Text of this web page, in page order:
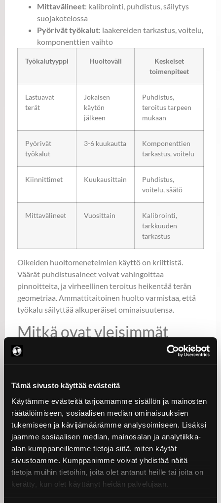
Tämä sivusto käyttää evästeitä
Käytämme evästeitä tarjoamamme sisällön ja mainosten
räätälöimiseen, sosiaalisen median ominaisuuksien
tukemiseen ja kävijämäärämme analysoimiseen. Lisäksi
jaamme sosiaalisen median, mainosalan ja analytiikka-
alan kumppaneillemme tietoja siitä, miten käytät
sivustoamme. Kumppanimme voivat yhdistää näitä
tietoja muihin tietoihin, joita olet antanut heille tai joita on
kerätty, kun olet käyttänyt heidän palvelujaan.
Mittavälineet: kalibrointi, puhdistus, säilytys
suojakotelossa
Pyörivät työkalut: laakereiden tarkastus, voitelu,
komponenttien vaihto
Työkalutyyppi Huoltoväli
Keskeiset
toimenpiteet
Lastuavat
terät
Jokaisen
käytön
jälkeen
Puhdistus,
teroitus tarpeen
mukaan
Pyörivät
työkalut
3-6 kuukautta
Komponenttien
tarkastus, voitelu
Kiinnittimet Kuukausittain
Puhdistus,
voitelu, säätö
Mittavälineet Vuosittain
Kalibrointi,
tarkkuuden
tarkastus
Oikeiden huoltomenetelmien käyttö on kriittistä.
Väärät puhdistusaineet voivat vahingoittaa
pinnoitteita, ja virheellinen teroitus heikentää terän
geometriaa. Ammattitaitoinen huolto varmistaa, että
työkalu säilyttää alkuperäiset ominaisuutensa.
Mitkä ovat yleisimmät
virheet työkalujen
Huollon laiminlyönti on yleisin virhe, joka lyhentää
työkalun käyttöikää dramaattisesti. Monet konepajat
siirtävät huoltoa kiireessä, kunnes työkalu hajoaa tai
työstölaatu heikkenee merkittävästi. Tällöin
korjauskustannukset ovat suuremmat ja
tuotantokatkokset pidempiä kuin säännöllisellä
huollolla.
Väärät puhdistusaineet vahingoittavat pinnoitteita ja